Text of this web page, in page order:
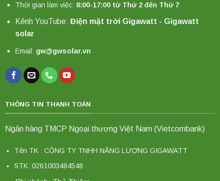
Thời gian làm việc: 8:00-17:00 từ Thứ 2 đến Thứ 7
Kênh YouTube: Điện mặt trời Gigawatt - Gigawatt
solar
Email: gw@gwsolar.vn
THÔNG TIN THANH TOÁN
Ngân hàng TMCP Ngoại thương Việt Nam (Vietcombank)
Tên TK : CÔNG TY TNHH NĂNG LƯỢNG GIGAWATT
STK: 0261003484548